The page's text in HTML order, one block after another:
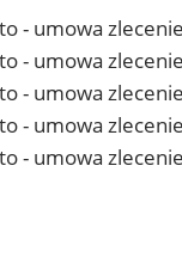
- umowa
- umowa
- umowa
- umowa
- umowa